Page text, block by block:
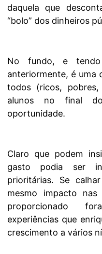
daquela que
“bolo” dos dinheiros
No fundo, e
anteriormente, é uma
todos (ricos,
alunos no final
oportunidade.
Claro que podem
gasto podia ser
prioritárias. Se
mesmo impacto
proporcionado
experiências que
crescimento a vários